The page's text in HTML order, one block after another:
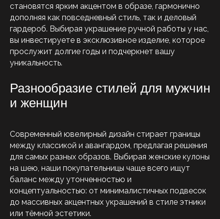
становятся ярким акцентом в образе, гармонично
дополняя как повседневный стиль, так и деловый
гардероб. Выбирая украшение ручной работы у нас,
вы инвестируете в эксклюзивное изделие, которое
прослужит долгие годы и подчеркнет вашу
уникальность.
Разнообразие стилей для мужчин
и женщин
Современный ювелирный дизайн стирает границы
между классикой и авангардом, предлагая решения
для самых разных образов. Выбирая женские кулоны
на шею, наши покупательницы чаще всего ищут
баланс между утонченностью и
концептуальностью: от минималистичных подвесок
до массивных акцентных украшений в стиле этники
или тёмной эстетики.